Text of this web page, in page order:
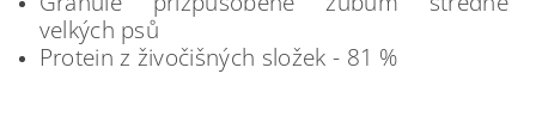
velkých psů
Protein z živočišných složek - 81 %